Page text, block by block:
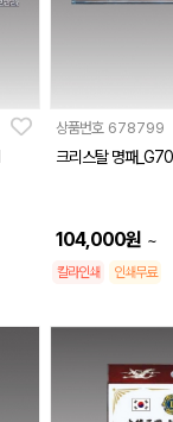
상품번호 678799
크리스탈 명패
104,000원 ~
칼라인쇄 인쇄무료